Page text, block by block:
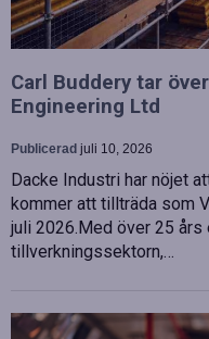
Carl Buddery tar
Engineering Ltd
Publicerad juli 10, 2026
Dacke Industri har nöjet
kommer att tillträda som
juli 2026.Med över 25
tillverkningssektorn,…